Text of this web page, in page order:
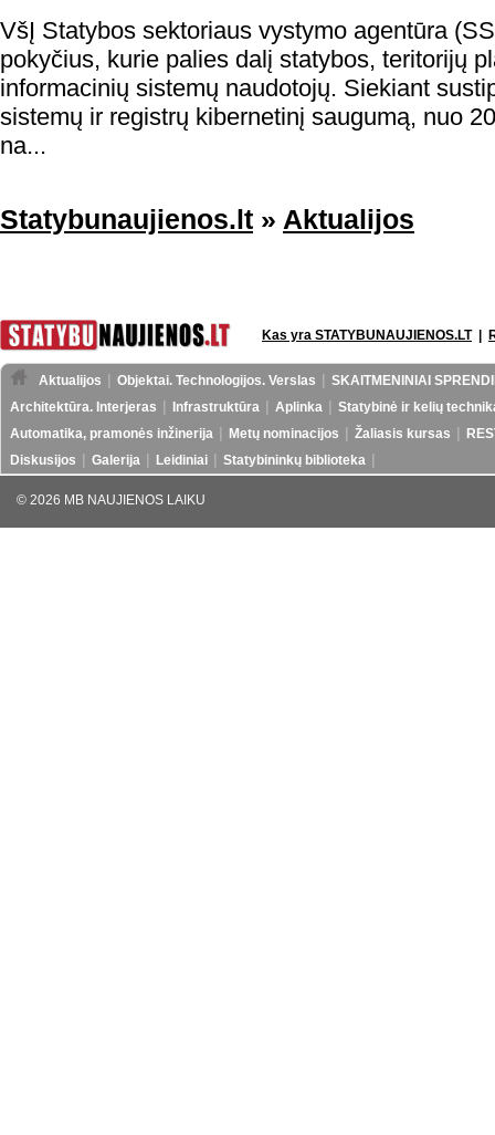
VšĮ Statybos sektoriaus vystymo agentūra
pokyčius, kurie palies dalį statybos, teritorijų
informacinių sistemų naudotojų. Siekiant
sistemų ir registrų kibernetinį saugumą, nuo
na...
Statybunaujienos.lt » Aktualijos
Kas yra STATYBUNAUJIENOS.LT|
Aktualijos Objektai. Technologijos. Verslas
SKAITMENINIAI
Architektūra. Interjeras
Infrastruktūra Aplinka
Statybinė ir kelių
Automatika, pramonės inžinerija
Metų nominacijos Žaliasis kursas
Diskusijos
Galerija Leidiniai Statybininkų biblioteka
© 2026 MB NAUJIENOS LAIKU